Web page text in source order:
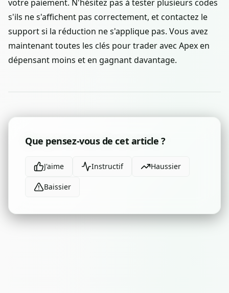
votre paiement. N'hésitez pas à tester plusieurs codes
s'ils ne s'affichent pas correctement, et contactez le
support si la réduction ne s'applique pas. Vous avez
maintenant toutes les clés pour trader avec Apex en
dépensant moins et en gagnant davantage.
Que pensez-vous de cet article ?
J'aime Instructif Haussier
Baissier